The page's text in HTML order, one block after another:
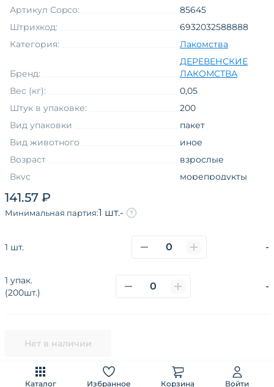
Каталог Избранное Корзина Войти
141.57 ₽
Минимальная партия:1 шт.-
1 шт. -
1 упак.
(200шт.)
-
Нет в наличии
Артикул Copco:
85645
Штрихкод:
6932032588888
Категория:
Лакомства
Бренд:
ДЕРЕВЕНСКИЕ
ЛАКОМСТВА
Вес (кг):
0,05
Штук в упаковке:
200
Вид упаковки
пакет
Вид животного
иное
Возраст
взрослые
Вкус
морепродукты
Вкус
О компании
Покупателям
Поставщикам
Разработано вCoffeeStudio